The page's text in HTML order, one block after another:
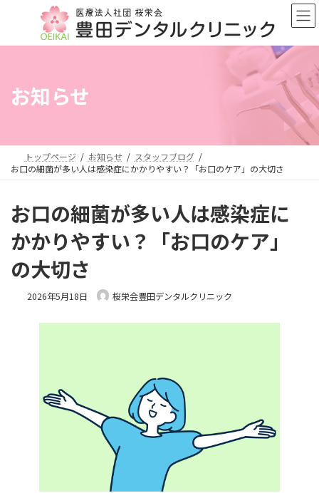
ン
ー
お知らせ
トップページ お知らせ
スタッフブログ
お口の細菌が多い人は感染症にかかりやすい？「お口のケア」の大切さ
お口の細菌が多い人は感染症に
かかりやすい？「お口のケア」
の大切さ
2026年5月18日 桜栄会豊田デンタルクリニック